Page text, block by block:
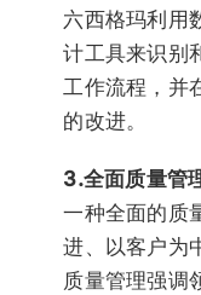
六西格玛利用
计工具来识别
工作流程，并
的改进。
3.全面质量管
一种全面的质
进、以客户为
质量管理强调